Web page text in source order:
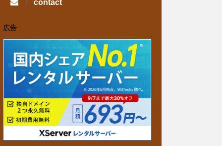
o
k
g
a
m
r
contact
広告